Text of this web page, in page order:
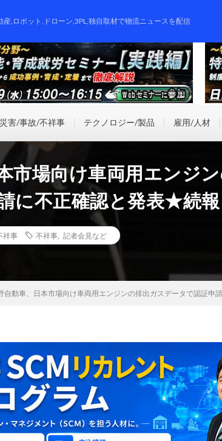
産,ロボット,ドローン,3PL,独自取材で物流ニュースを配信
災害/事故/不祥事 テクノロジー/製品 雇用/人材
市場向け車両用エンジ
に不正確認と発表★続報
祥事 不祥事 記者会見など
自動車、日本市場向け車両用エンジンの排出ガスデータで認証申